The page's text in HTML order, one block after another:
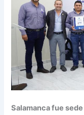
Salamanca fue